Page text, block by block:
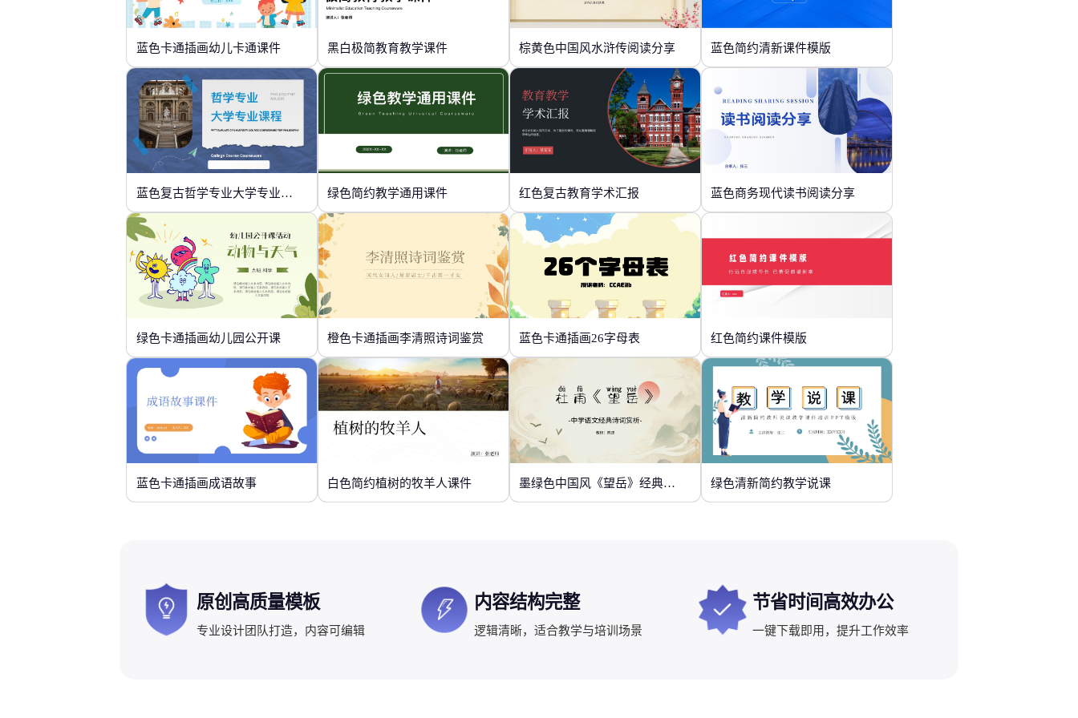
蓝色卡通插画幼儿卡通课件 黑白极简教育教学课件 棕黄色中国风水浒传阅读分享 蓝色简约清新课件模版
蓝色复古哲学专业大学专业课程 绿色简约教学通用课件 红色复古教育学术汇报 蓝色商务现代读书阅读分享
绿色卡通插画幼儿园公开课 橙色卡通插画李清照诗词鉴赏 蓝色卡通插画26字母表 红色简约课件模版
蓝色卡通插画成语故事 白色简约植树的牧羊人课件 墨绿色中国风《望岳》经典诗词欣赏 绿色清新简约教学说课
原创高质量模板
专业设计团队打造，内容可编辑
内容结构完整
逻辑清晰，适合教学与培训场景
节省时间高效办公
一键下载即用，提升工作效率